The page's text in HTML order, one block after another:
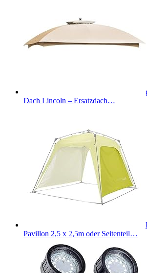
Dach Lincoln – Ersatzdach…
Pavillon 2,5 x 2,5m oder Seitenteil…